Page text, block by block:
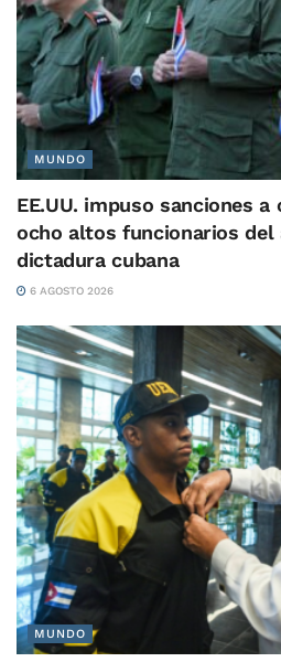
MUNDO
EE.UU. impuso sanciones
ocho altos funcionarios
dictadura cubana
6 AGOSTO 2026
MUNDO